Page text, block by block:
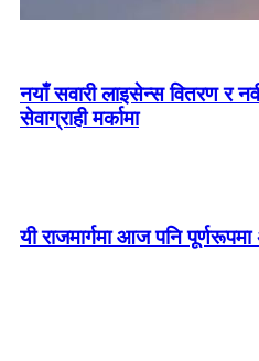
नयाँ सवारी लाइसेन्स वितरण र
सेवाग्राही मर्कामा
यी राजमार्गमा आज पनि